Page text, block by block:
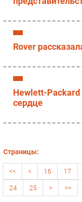
Rover
Hewlett-Packard
сердце
Страницы:
<< < 16 17
24 25 > >>